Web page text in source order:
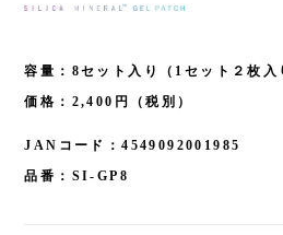
容量：8セット入り（1セット２枚入
価格：2,400円（税別）
JANコード：4549092001985
品番：SI-GP8